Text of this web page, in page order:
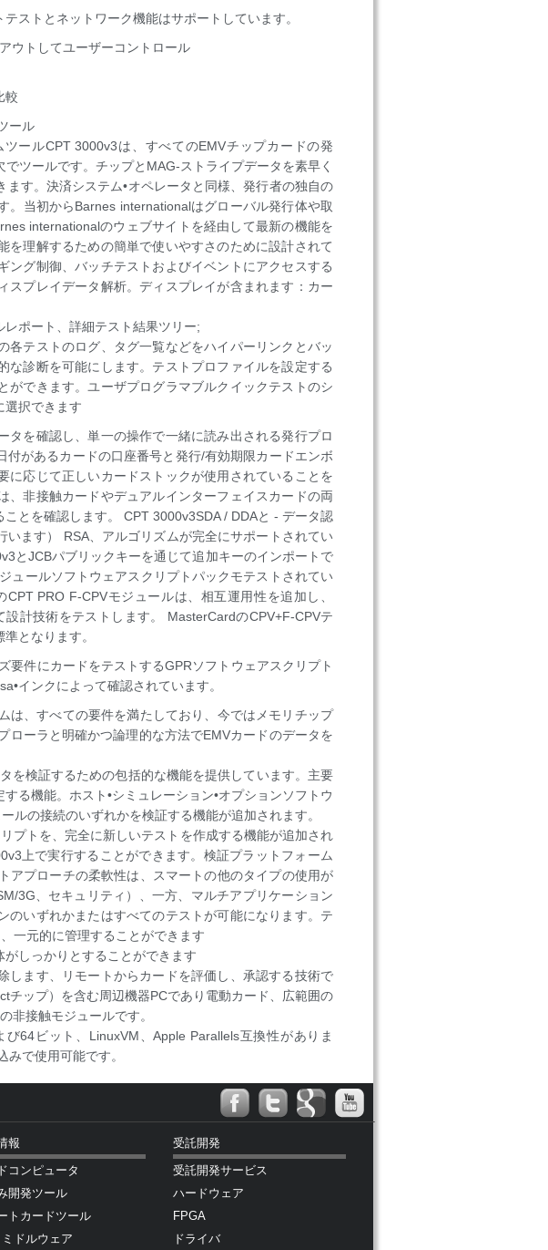
ストとネットワーク機能はサポートしています。
ウトしてユーザーコントロール
較
ール
ールCPT 3000v3は、すべてのEMVチップカードの発
ツールです。チップとMAG-ストライプデータを素早く
す。決済システム•オペレータと同様、発行者の独自の
。当初からBarnes internationalはグローバル発行体や取
internationalのウェブサイトを経由して最新の機能を
理解するための簡単で使いやすさのために設計されて
グ制御、バッチテストおよびイベントにアクセスする
スプレイデータ解析。ディスプレイが含まれます：カー
ポート、詳細テスト結果ツリー;
テストのログ、タグ一覧などをハイパーリンクとバッ
診断を可能にします。テストプロファイルを設定する
ができます。ユーザプログラマブルクイックテストのシ
選択できます
を確認し、単一の操作で一緒に読み出される発行プロ
があるカードの口座番号と発行/有効期限カードエンボ
に応じて正しいカードストックが使用されていることを
非接触カードやデュアルインターフェイスカードの両
とを確認します。 CPT 3000v3SDA / DDAと - データ認
ます） RSA、アルゴリズムが完全にサポートされてい
とJCBパブリックキーを通じて追加キーのインポートで
ュールソフトウェアスクリプトパックモテストされてい
PRO F-CPVモジュールは、相互運用性を追加し、
計技術をテストします。 MasterCardのCPV+F-CPVテ
となります。
要件にカードをテストするGPRソフトウェアスクリプト
インクによって確認されています。
は、すべての要件を満たしており、今ではメモリチップ
ーラと明確かつ論理的な方法でEMVカードのデータを
を検証するための包括的な機能を提供しています。主要
る機能。ホスト•シミュレーション•オプションソフトウ
ルの接続のいずれかを検証する機能が追加されます。
プトを、完全に新しいテストを作成する機能が追加され
上で実行することができます。検証プラットフォーム
アプローチの柔軟性は、スマートの他のタイプの使用が
3G、セキュリティ）、一方、マルチアプリケーション
いずれかまたはすべてのテストが可能になります。テ
一元的に管理することができます
しっかりとすることができます
ます、リモートからカードを評価し、承認する技術で
ップ）を含む周辺機器PCであり電動カード、広範囲の
非接触モジュールです。
64ビット、LinuxVM、Apple Parallels互換性がありま
で使用可能です。
報
コンピュータ
開発ツール
トカードツール
ドルウェア
受託開発
受託開発サービス
ハードウェア
FPGA
ドライバ